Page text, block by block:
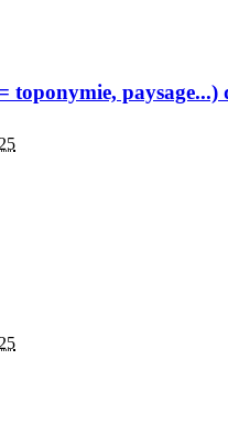
toponymie, paysage...)